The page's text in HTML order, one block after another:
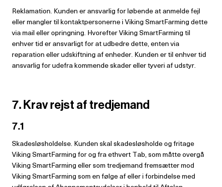
Reklamation. Kunden er ansvarlig for løbende at anmelde fejl
eller mangler til kontaktpersonerne i Viking SmartFarming dette
via mail eller opringning. Hvorefter Viking SmartFarming til
enhver tid er ansvarligt for at udbedre dette, enten via
reparation eller udskiftning af enheder. Kunden er til enhver tid
ansvarlig for udefra kommende skader eller tyveri af udstyr.
7. Krav rejst af tredjemand
7.1
Skadesløsholdelse. Kunden skal skadesløsholde og fritage
Viking SmartFarming for og fra ethvert Tab, som måtte overgå
Viking SmartFarming eller som tredjemand fremsætter mod
Viking SmartFarming som en følge af eller i forbindelse med